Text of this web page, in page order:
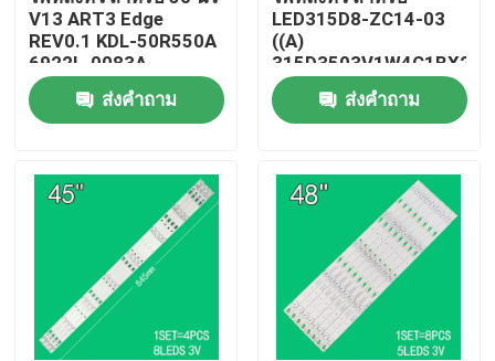
วิดีโอ
V13 ART3 Edge
REV0.1 KDL-50R550A
6922L-0083A
6916L1291A
ส่งคำถาม
LED315D8-ZC14-03
((A)
315D3503V1W4C1BX2-
55917M
30331509207
ส่งคำถาม